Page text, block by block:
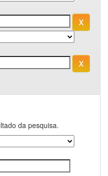
da pesquisa.